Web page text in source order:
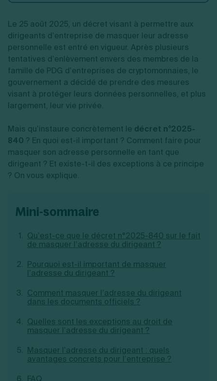
Je souhaite être accompagné
Découvrez notre cabinet d'expertise
comptable LS Compta
Création de SASU
Création de SARL
Création de SAS
Création de SCI
Création d'association
Aides à la création d’entreprise
Ouverture compte pro
Fermeture d’une entreprise
Création d'entreprise
Le 25 août 2025, un décret visant à permettre aux
dirigeants d’entreprise de masquer leur adresse
personnelle est entré en vigueur. Après plusieurs
tentatives d’enlèvement envers des membres de la
famille de PDG d’entreprises de cryptomonnaies, le
gouvernement a décidé de prendre des mesures
visant à protéger leurs données personnelles, et plus
largement, leur vie privée.
Mais qu’instaure concrètement le décret n°2025-
840 ? En quoi est-il important ? Comment faire pour
masquer son adresse personnelle en tant que
dirigeant ? Et existe-t-il des exceptions à ce principe
? On vous explique.
mini-sommaire
Qu’est-ce que le décret n°2025-840 sur le fait
de masquer l’adresse du dirigeant ?
Pourquoi est-il important de masquer
l’adresse du dirigeant ?
Comment masquer l’adresse du dirigeant
dans les documents officiels ?
Quelles sont les exceptions au droit de
masquer l’adresse du dirigeant ?
Masquer l’adresse du dirigeant : quels
avantages concrets pour l’entreprise ?
FAQ